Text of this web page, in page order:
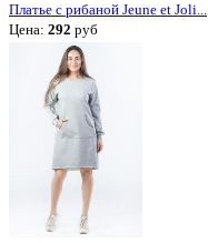
Платье с рибаной Jeune et Joli...
Цена: 292 руб